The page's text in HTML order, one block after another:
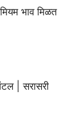
भाव मिळत
| सरासरी